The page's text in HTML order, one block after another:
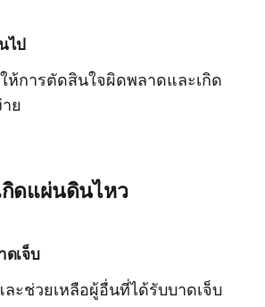
ไป
ห้การตัดสินใจผิดพลาดและเกิด
ย
ดแผ่นดินไหว
ดเจ็บ
ะช่วยเหลือผู้อื่นที่ได้รับบาดเจ็บ